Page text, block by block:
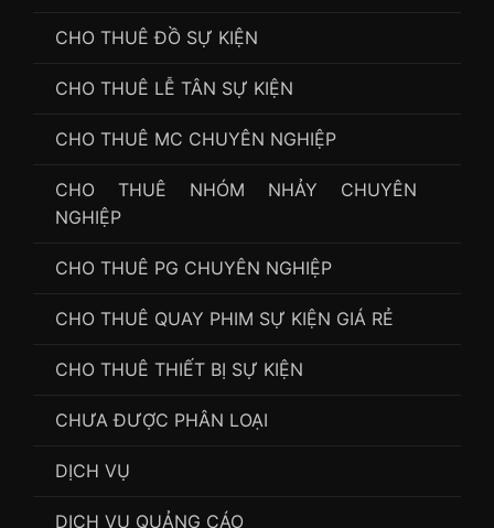
CHO THUÊ ĐỒ SỰ KIỆN
CHO THUÊ LỄ TÂN SỰ KIỆN
CHO THUÊ MC CHUYÊN NGHIỆP
CHO THUÊ NHÓM NHẢY CHUYÊN
NGHIỆP
CHO THUÊ PG CHUYÊN NGHIỆP
CHO THUÊ QUAY PHIM SỰ KIỆN GIÁ RẺ
CHO THUÊ THIẾT BỊ SỰ KIỆN
CHƯA ĐƯỢC PHÂN LOẠI
DỊCH VỤ
DỊCH VỤ QUẢNG CÁO